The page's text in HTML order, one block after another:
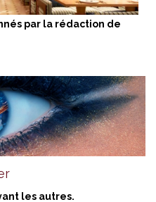
par la rédaction de
les autres.